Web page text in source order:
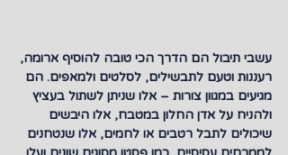
עשבי תיבול הם הדרך הכי טובה להוסיף ארומה,
רעננות וטעם לתבשילים, לסלטים ולמאפים. הם
מגיעים במגוון צורות – אלו שניתן לשתול בעציץ
ולהניח על אדן החלון במטבח, אלו היבשים
שיכולים לתבל רטבים או לחמים, אלו שנטחנים